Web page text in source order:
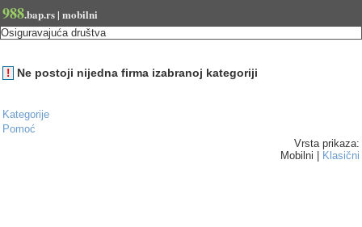
988.bap.rs | mobilni
Osiguravajuća društva
! Ne postoji nijedna firma izabranoj kategoriji
Kategorije
Pomoć
Vrsta prikaza:
Mobilni |
Klasični